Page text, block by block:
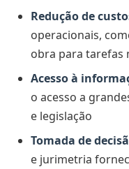
Redução de
operacionais,
obra para tarefas
Acesso à
o acesso a
e legislação
Tomada de
e jurimetria